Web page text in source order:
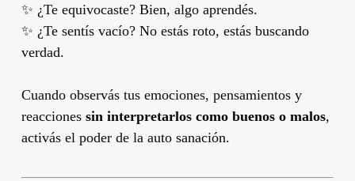
✨ ¿Te equivocaste? Bien, algo aprendés.
✨ ¿Te sentís vacío? No estás roto, estás buscando
verdad.
Cuando observás tus emociones, pensamientos y
reacciones sin interpretarlos como buenos o malos,
activás el poder de la auto sanación.